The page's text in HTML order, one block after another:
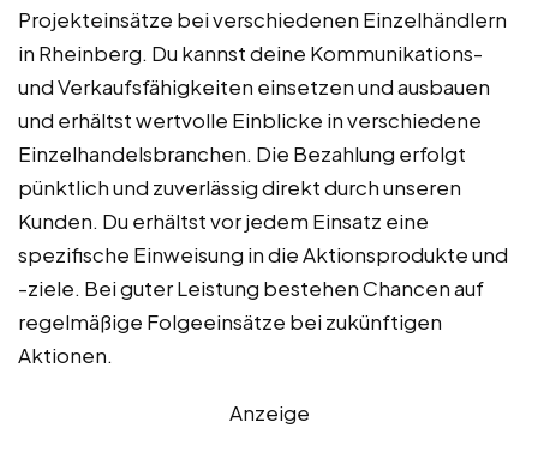
Projekteinsätze bei verschiedenen Einzelhändlern
in Rheinberg. Du kannst deine Kommunikations-
und Verkaufsfähigkeiten einsetzen und ausbauen
und erhältst wertvolle Einblicke in verschiedene
Einzelhandelsbranchen. Die Bezahlung erfolgt
pünktlich und zuverlässig direkt durch unseren
Kunden. Du erhältst vor jedem Einsatz eine
spezifische Einweisung in die Aktionsprodukte und
-ziele. Bei guter Leistung bestehen Chancen auf
regelmäßige Folgeeinsätze bei zukünftigen
Aktionen.
Anzeige